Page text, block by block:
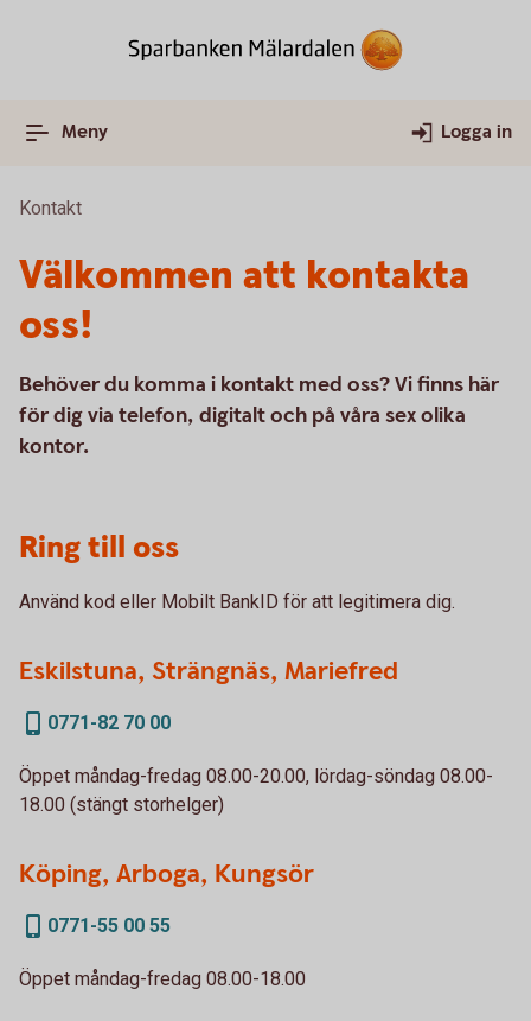
Meny Logga in
Kontakt
Välkommen att kontakta
oss!
Behöver du komma i kontakt med oss? Vi finns här
för dig via telefon, digitalt och på våra sex olika
kontor.
Ring till oss
Använd kod eller Mobilt BankID för att legitimera dig.
Eskilstuna, Strängnäs, Mariefred
0771-82 70 00
Öppet måndag-fredag 08.00-20.00, lördag-söndag 08.00-
18.00 (stängt storhelger)
Köping, Arboga, Kungsör
0771-55 00 55
Öppet måndag-fredag 08.00-18.00